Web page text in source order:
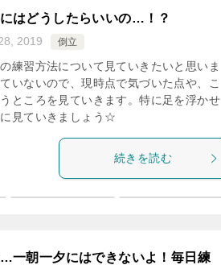
はどうしたらいいの…！？
2019 倒立
練習方法について見ていきたいと思いま
いないので、現時点で気づいた点や、こ
ところを見ていきます。特に足を浮かせ
見ていきましょう☆
続きを読む
一朝一夕にはできないよ！毎日練